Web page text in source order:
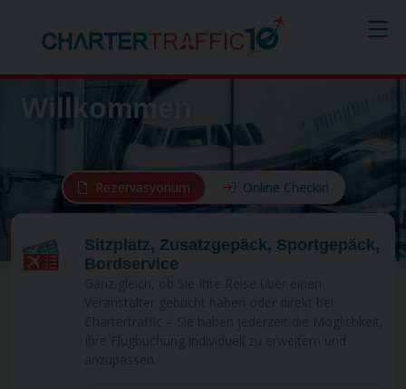
Willkommen
Rezervasyonum Online Checkin
Sitzplatz, Zusatzgepäck, Sportgepäck,
Bordservice